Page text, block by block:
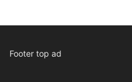
Footer top ad